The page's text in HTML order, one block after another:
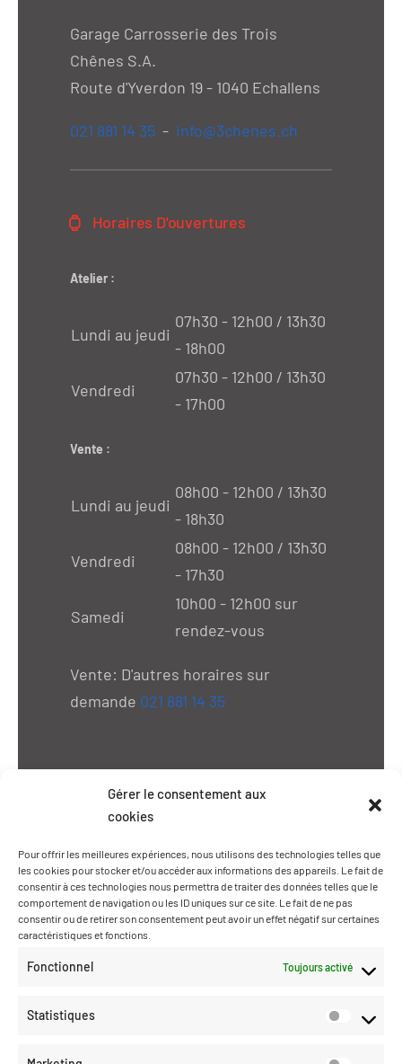
Gérer le consentement aux
cookies
Pour offrir les meilleures expériences, nous utilisons des technologies telles que
les cookies pour stocker et/ou accéder aux informations des appareils. Le fait de
consentir à ces technologies nous permettra de traiter des données telles que le
comportement de navigation ou les ID uniques sur ce site. Le fait de ne pas
consentir ou de retirer son consentement peut avoir un effet négatif sur certaines
caractéristiques et fonctions.
Fonctionnel Toujours activé
Statistiques
Garage Carrosserie des Trois
Chênes S.A.
Route d'Yverdon 19 - 1040 Echallens
021 881 14 35 - info@3chenes.ch
Horaires D'ouvertures
Atelier :
Lundi au jeudi
07h30 - 12h00 / 13h30
- 18h00
Vendredi
07h30 - 12h00 / 13h30
- 17h00
Vente :
Lundi au jeudi
08h00 - 12h00 / 13h30
- 18h30
Vendredi
08h00 - 12h00 / 13h30
- 17h30
Samedi
10h00 - 12h00 sur
rendez-vous
Vente: D'autres horaires sur
demande 021 881 14 35